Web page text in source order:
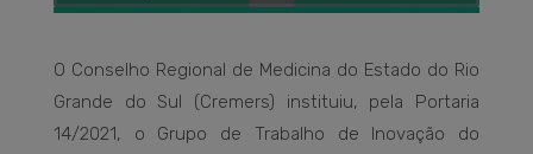
O Conselho Regional de Medicina do Estado do Rio
Grande do Sul (Cremers) instituiu, pela Portaria
14/2021, o Grupo de Trabalho de Inovação do